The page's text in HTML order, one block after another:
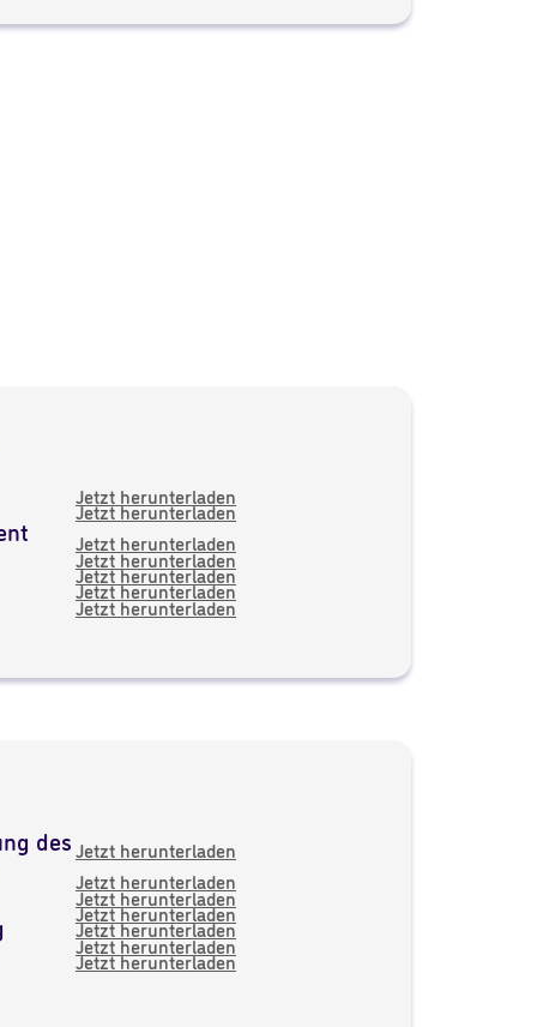
Jetzt herunterladen
Jetzt herunterladen
Jetzt herunterladen
Jetzt herunterladen
Jetzt herunterladen
Jetzt herunterladen
Jetzt herunterladen
des Jetzt herunterladen
Jetzt herunterladen
Jetzt herunterladen
Jetzt herunterladen
Jetzt herunterladen
Jetzt herunterladen
Jetzt herunterladen